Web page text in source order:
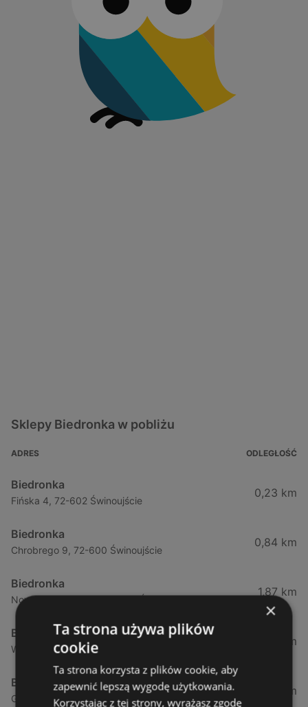
Sklepy Biedronka w pobliżu
ADRES ODLEGŁOŚĆ
Biedronka
Fińska 4, 72-602 Świnoujście
0,23 km
Biedronka
Chrobrego 9, 72-600 Świnoujście
0,84 km
Biedronka
Nowokarsiborska 2, 72-600 Świnoujście
1,87 km
Biedronka
Wojska Polskiego 16a, 72-600 Świnoujście
2,77 km
Biedronka
Gryfa Pomorskiego, 72-500 Międzyzdroje
12,39 km
×
Ta strona używa plików
cookie
Ta strona korzysta z plików cookie, aby
zapewnić lepszą wygodę użytkowania.
Korzystając z tej strony, wyrażasz zgodę